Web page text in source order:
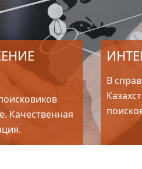
Качественная
В